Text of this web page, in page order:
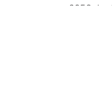
preneur: 285€